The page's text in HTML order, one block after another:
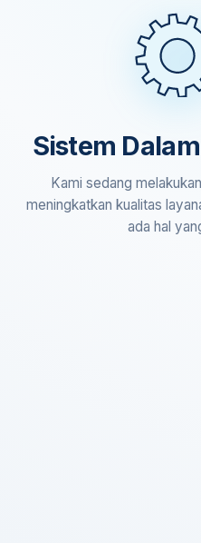
Sistem
Kami sedang
meningkatkan kualitas
ada hal